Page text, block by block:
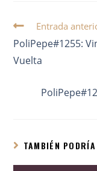
Entrada
PoliPepe#1255:
Vuelta
TAMBIÉN